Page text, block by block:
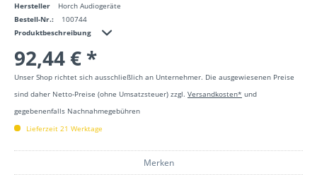
Hersteller
Horch Audiogeräte
Bestell-Nr.:
100744
Produktbeschreibung
92,44 € *
Unser Shop richtet sich ausschließlich an Unternehmer. Die ausgewiesenen Preise
sind daher Netto-Preise (ohne Umsatzsteuer) zzgl. Versandkosten* und
gegebenenfalls Nachnahmegebühren
Lieferzeit 21 Werktage
Merken